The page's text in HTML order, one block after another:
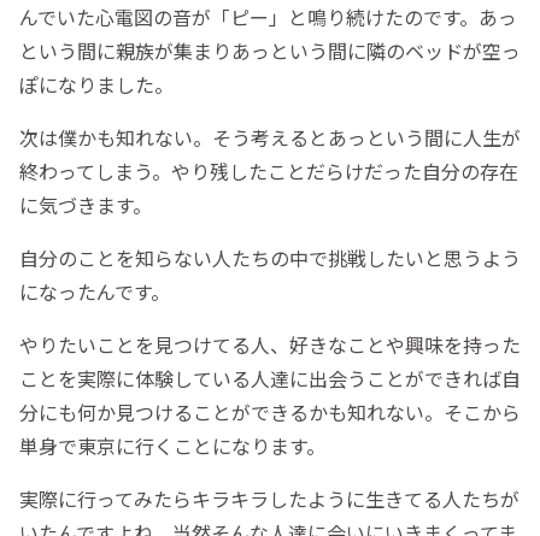
んでいた心電図の音が「ピー」と鳴り続けたのです。あっ
という間に親族が集まりあっという間に隣のベッドが空っ
ぽになりました。
次は僕かも知れない。そう考えるとあっという間に人生が
終わってしまう。やり残したことだらけだった自分の存在
に気づきます。
自分のことを知らない人たちの中で挑戦したいと思うよう
になったんです。
やりたいことを見つけてる人、好きなことや興味を持った
ことを実際に体験している人達に出会うことができれば自
分にも何か見つけることができるかも知れない。そこから
単身で東京に行くことになります。
実際に行ってみたらキラキラしたように生きてる人たちが